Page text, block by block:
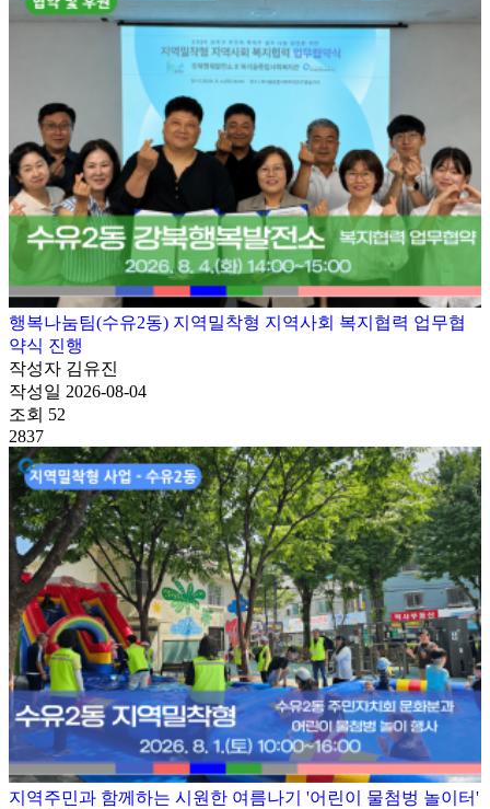
행복나눔팀(수유2동) 지역밀착형 지역사회 복지협력 업무협
약식 진행
작성자 김유진
작성일 2026-08-04
조회 52
2837
지역주민과 함께하는 시원한 여름나기 '어린이 물첨벙 놀이터'